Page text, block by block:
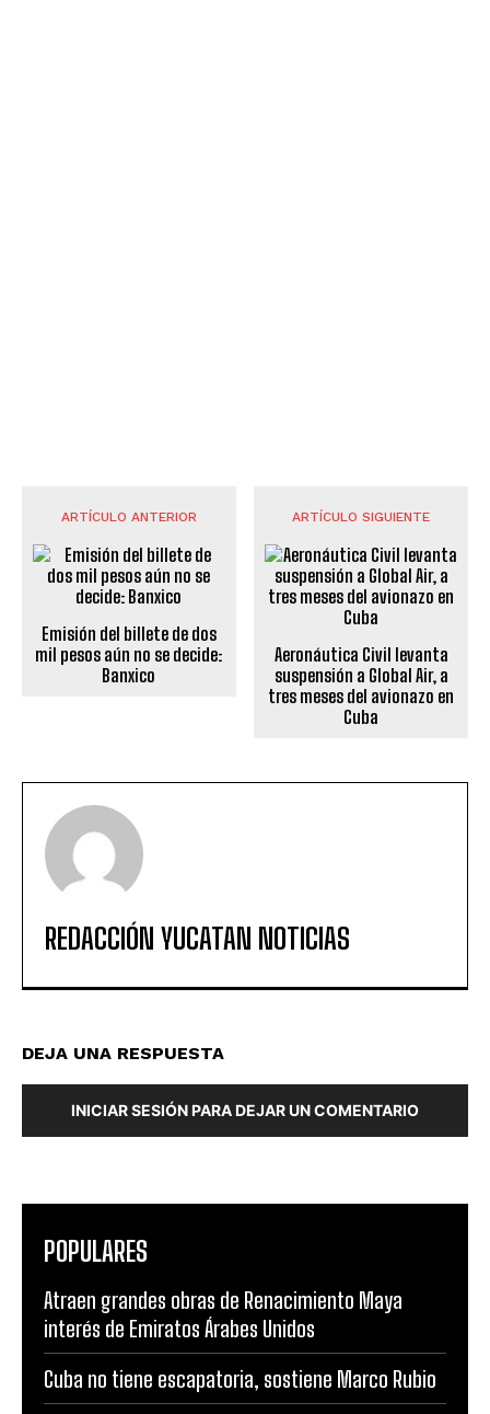
ARTÍCULO ANTERIOR
Emisión del billete de dos
mil pesos aún no se decide:
Banxico
ARTÍCULO SIGUIENTE
Aeronáutica Civil levanta
suspensión a Global Air, a
tres meses del avionazo en
Cuba
REDACCIÓN YUCATAN NOTICIAS
DEJA UNA RESPUESTA
INICIAR SESIÓN PARA DEJAR UN COMENTARIO
POPULARES
Atraen grandes obras de Renacimiento Maya
interés de Emiratos Árabes Unidos
Cuba no tiene escapatoria, sostiene Marco Rubio